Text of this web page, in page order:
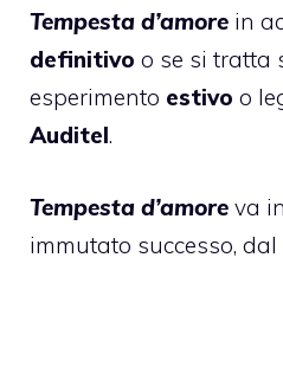
Tempesta d’amore in
definitivo o se si tratta
esperimento estivo o
Auditel.
Tempesta d’amore va
immutato successo, dal